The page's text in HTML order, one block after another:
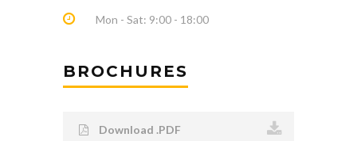
Mon - Sat: 9:00 - 18:00
BROCHURES
Download .PDF